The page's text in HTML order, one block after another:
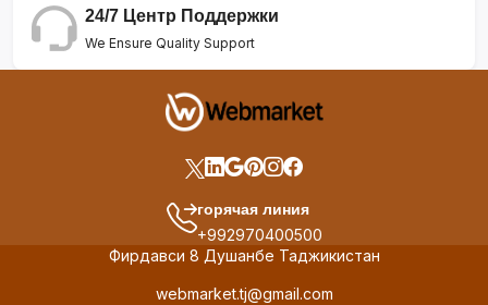
24/7 Центр Поддержки
We Ensure Quality Support
горячая линия
+992970400500
Фирдавси 8 Душанбе Таджикистан
webmarket.tj@gmail.com